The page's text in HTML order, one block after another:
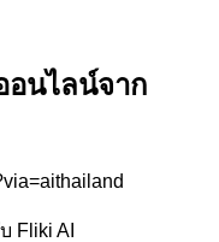
อนไลน์จาก
Fliki AI